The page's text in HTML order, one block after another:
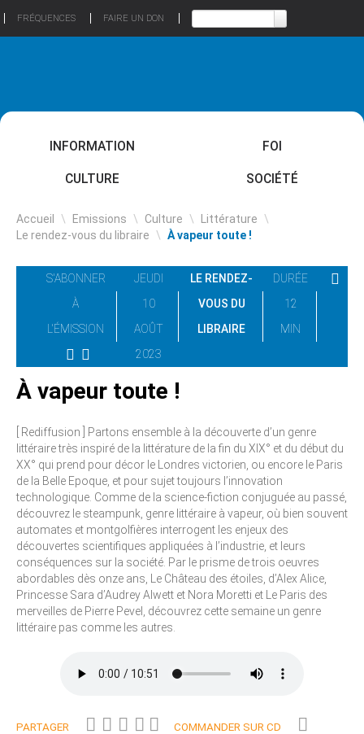
FRÉQUENCES FAIRE UN DON
INFORMATION FOI
CULTURE SOCIÉTÉ
Accueil \ Emissions \ Culture \ Littérature \
Le rendez-vous du libraire \ À vapeur toute !
S'ABONNER
À
L'ÉMISSION
JEUDI
10
AOÛT
2023
LE RENDEZ-
VOUS DU
LIBRAIRE
DURÉE
12
MIN
À vapeur toute !
[ Rediffusion ] Partons ensemble à la découverte d’un genre
littéraire très inspiré de la littérature de la fin du XIX° et du début du
XX° qui prend pour décor le Londres victorien, ou encore le Paris
de la Belle Epoque, et pour sujet toujours l’innovation
technologique. Comme de la science-fiction conjuguée au passé,
découvrez le steampunk, genre littéraire à vapeur, où bien souvent
automates et montgolfières interrogent les enjeux des
découvertes scientifiques appliquées à l’industrie, et leurs
conséquences sur la société. Par le prisme de trois oeuvres
abordables dès onze ans, Le Château des étoiles, d’Alex Alice,
Princesse Sara d’Audrey Alwett et Nora Moretti et Le Paris des
merveilles de Pierre Pevel, découvrez cette semaine un genre
littéraire pas comme les autres.
PARTAGER COMMANDER SUR CD